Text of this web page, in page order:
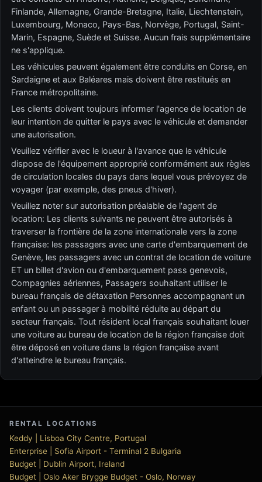
Finlande, Allemagne, Grande-Bretagne, Italie, Liechtenstein,
Luxembourg, Monaco, Pays-Bas, Norvège, Portugal, Saint-
Marin, Espagne, Suède et Suisse. Aucun frais supplémentaire
ne s'applique.
Les véhicules peuvent également être conduits en Corse, en
Sardaigne et aux Baléares mais doivent être restitués en
France métropolitaine.
Les clients doivent toujours informer l'agence de location de
leur intention de quitter le pays avec le véhicule et demander
une autorisation.
Veuillez vérifier avec le loueur à l'avance que le véhicule
dispose de l'équipement approprié conformément aux règles
de circulation locales du pays dans lequel vous prévoyez de
voyager (par exemple, des pneus d'hiver).
Veuillez noter sur autorisation préalable de l'agent de
location: Les clients suivants ne peuvent être autorisés à
traverser la frontière de la zone internationale vers la zone
française: les passagers avec une carte d'embarquement de
Genève, les passagers avec un contrat de location de voiture
ET un billet d'avion ou d'embarquement pass genevois,
Compagnies aériennes, Passagers souhaitant utiliser le
bureau français de détaxation Personnes accompagnant un
enfant ou un passager à mobilité réduite au départ du
secteur français. Tout résident local français souhaitant louer
une voiture au bureau de location de la région française doit
être déposé en voiture dans la région française avant
d'atteindre le bureau français.
RENTAL LOCATIONS
Keddy | Lisboa City Centre, Portugal
Enterprise | Sofia Airport - Terminal 2 Bulgaria
Budget | Dublin Airport, Ireland
Budget | Oslo Aker Brygge Budget - Oslo, Norway